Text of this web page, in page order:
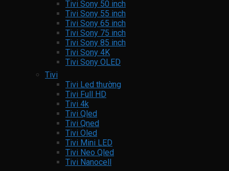
Tivi Sony 50 inch
Tivi Sony 55 inch
Tivi Sony 65 inch
Tivi Sony 75 inch
Tivi Sony 85 inch
Tivi Sony 4K
Tivi Sony OLED
Tivi
Tivi Led thường
Tivi Full HD
Tivi 4k
Tivi Qled
Tivi Qned
Tivi Oled
Tivi Mini LED
Tivi Neo Qled
Tivi Nanocell